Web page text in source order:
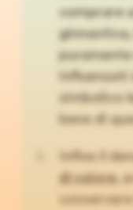
comprare
influenzati
simbolico
bene di
Infine il
di valore,